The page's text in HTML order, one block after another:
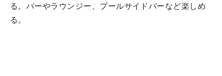
る。バーやラウンジー、プールサイドバーなど楽しめ
る。